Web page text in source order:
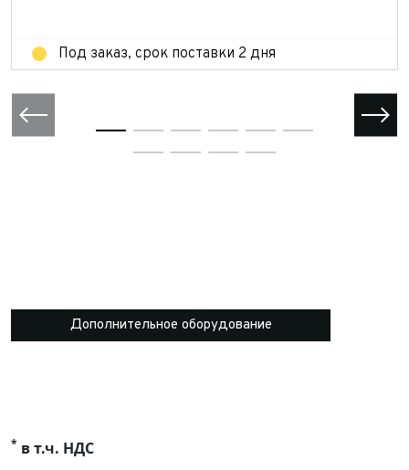
Под заказ, срок поставки 2 дня
Дополнительное оборудование
* в т.ч. НДС